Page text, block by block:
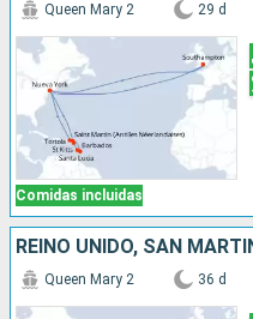
Comidas incluidas
Queen Mary 2 29 d
Queen Mary 2 36 d